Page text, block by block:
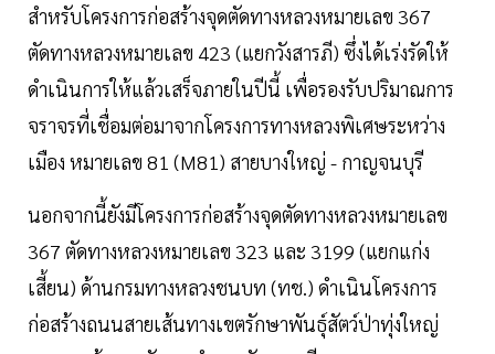
สำหรับโครงการก่อสร้างจุดตัดทางหลวงหมายเลข 367
ตัดทางหลวงหมายเลข 423 (แยกวังสารภี) ซึ่งได้เร่งรัดให้
ดำเนินการให้แล้วเสร็จภายในปีนี้ เพื่อรองรับปริมาณการ
จราจรที่เชื่อมต่อมาจากโครงการทางหลวงพิเศษระหว่าง
เมือง หมายเลข 81 (M81) สายบางใหญ่ - กาญจนบุรี
นอกจากนี้ยังมีโครงการก่อสร้างจุดตัดทางหลวงหมายเลข
367 ตัดทางหลวงหมายเลข 323 และ 3199 (แยกแก่ง
เสี้ยน) ด้านกรมทางหลวงชนบท (ทช.) ดำเนินโครงการ
ก่อสร้างถนนสายเส้นทางเขตรักษาพันธุ์สัตว์ป่าทุ่งใหญ่